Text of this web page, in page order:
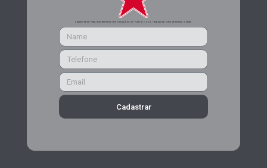
CADASTRE-SE PARA RECEBER MAIS INFORMAÇÕES DO PARTIDO DOS TRABALHADORES DE MINAS GERAIS
Cadastrar